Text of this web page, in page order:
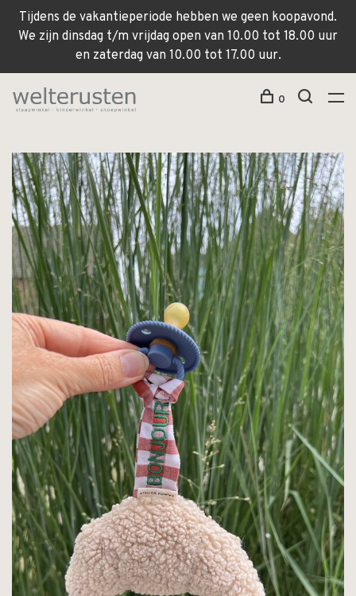
Tijdens de vakantieperiode hebben we geen koopavond.
We zijn dinsdag t/m vrijdag open van 10.00 tot 18.00 uur
en zaterdag van 10.00 tot 17.00 uur.
0